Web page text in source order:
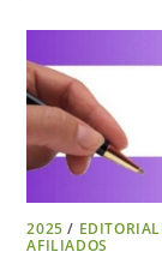
2025 /
AFILIADOS